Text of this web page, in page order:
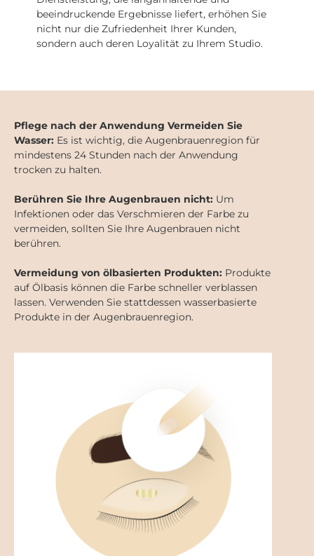
beeindruckende Ergebnisse liefert, erhöhen Sie
nicht nur die Zufriedenheit Ihrer Kunden,
sondern auch deren Loyalität zu Ihrem Studio.
Pflege nach der Anwendung Vermeiden Sie
Wasser: Es ist wichtig, die Augenbrauenregion für
mindestens 24 Stunden nach der Anwendung
trocken zu halten.
Berühren Sie Ihre Augenbrauen nicht: Um
Infektionen oder das Verschmieren der Farbe zu
vermeiden, sollten Sie Ihre Augenbrauen nicht
berühren.
Vermeidung von ölbasierten Produkten: Produkte
auf Ölbasis können die Farbe schneller verblassen
lassen. Verwenden Sie stattdessen wasserbasierte
Produkte in der Augenbrauenregion.